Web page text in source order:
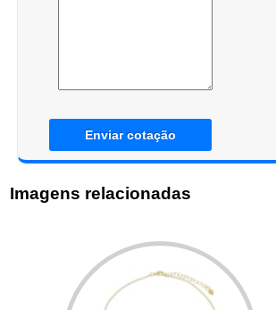
Enviar cotação
Imagens relacionadas